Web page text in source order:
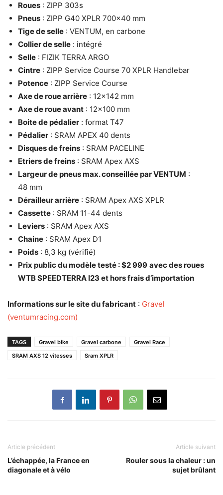
Roues : ZIPP 303s
Pneus : ZIPP G40 XPLR 700×40 mm
Tige de selle : VENTUM, en carbone
Collier de selle : intégré
Selle : FIZIK TERRA ARGO
Cintre : ZIPP Service Course 70 XPLR Handlebar
Potence : ZIPP Service Course
Axe de roue arrière : 12×142 mm
Axe de roue avant : 12×100 mm
Boite de pédalier : format T47
Pédalier : SRAM APEX 40 dents
Disques de freins : SRAM PACELINE
Etriers de freins : SRAM Apex AXS
Largeur de pneus max. conseillée par VENTUM :
48 mm
Dérailleur arrière : SRAM Apex AXS XPLR
Cassette : SRAM 11-44 dents
Leviers : SRAM Apex AXS
Chaine : SRAM Apex D1
Poids : 8,3 kg (vérifié)
Prix public du modèle testé : $2 999 avec des roues
WTB SPEEDTERRA I23 et hors frais d’importation
Informations sur le site du fabricant : Gravel
(ventumracing.com)
TAGS Gravel bike Gravel carbone
Gravel Race
SRAM AXS 12 vitesses
Sram XPLR
Article précédent
L’échappée, la France en
diagonale et à vélo
Article suivant
Rouler sous la chaleur : un
sujet brûlant